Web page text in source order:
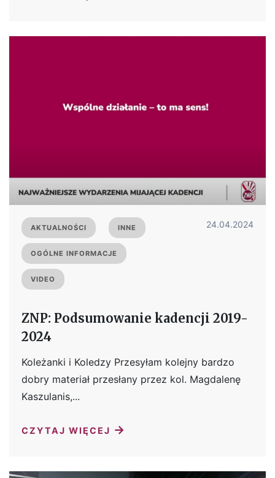
AKTUALNOŚCI INNE
OGÓLNE INFORMACJE
VIDEO
24.04.2024
ZNP: Podsumowanie kadencji 2019-
2024
Koleżanki i Koledzy Przesyłam kolejny bardzo
dobry materiał przesłany przez kol. Magdalenę
Kaszulanis,...
CZYTAJ WIĘCEJ →